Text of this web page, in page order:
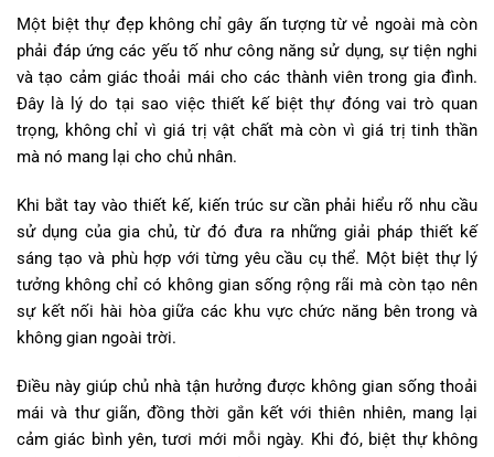
Một biệt thự đẹp không chỉ gây ấn tượng từ vẻ ngoài mà còn
phải đáp ứng các yếu tố như công năng sử dụng, sự tiện nghi
và tạo cảm giác thoải mái cho các thành viên trong gia đình.
Đây là lý do tại sao việc thiết kế biệt thự đóng vai trò quan
trọng, không chỉ vì giá trị vật chất mà còn vì giá trị tinh thần
mà nó mang lại cho chủ nhân.
Khi bắt tay vào thiết kế, kiến trúc sư cần phải hiểu rõ nhu cầu
sử dụng của gia chủ, từ đó đưa ra những giải pháp thiết kế
sáng tạo và phù hợp với từng yêu cầu cụ thể. Một biệt thự lý
tưởng không chỉ có không gian sống rộng rãi mà còn tạo nên
sự kết nối hài hòa giữa các khu vực chức năng bên trong và
không gian ngoài trời.
Điều này giúp chủ nhà tận hưởng được không gian sống thoải
mái và thư giãn, đồng thời gắn kết với thiên nhiên, mang lại
cảm giác bình yên, tươi mới mỗi ngày. Khi đó, biệt thự không